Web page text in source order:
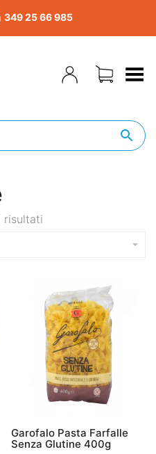
349 25 66 985
Toggle Menu
risultati
Garofalo Pasta Farfalle
Senza Glutine 400g